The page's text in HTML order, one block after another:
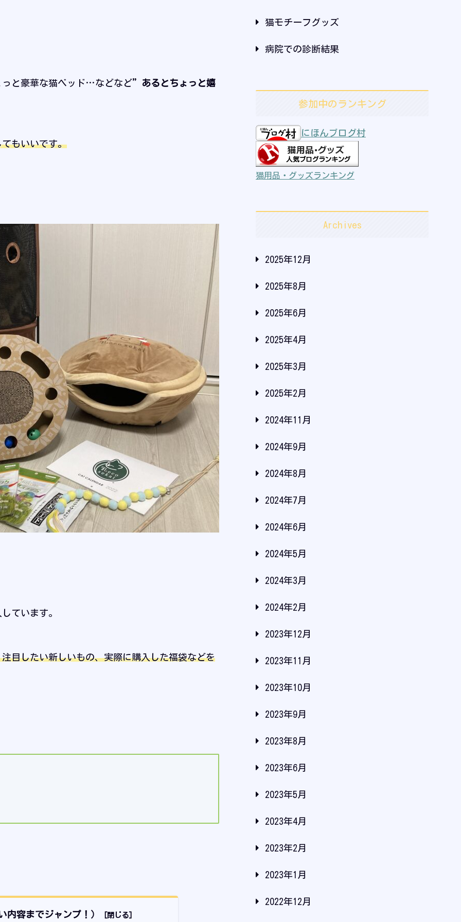
っと豪華な猫ベッド…などなど”あるとちょっと嬉
もいいです。
ています。
目したい新しいもの、実際に購入した福袋などを
内容までジャンプ！）
猫モチーフグッズ
病院での診断結果
参加中のランキング
にほんブログ村
猫用品・グッズランキング
Archives
2025年12月
2025年8月
2025年6月
2025年4月
2025年3月
2025年2月
2024年11月
2024年9月
2024年8月
2024年7月
2024年6月
2024年5月
2024年3月
2024年2月
2023年12月
2023年11月
2023年10月
2023年9月
2023年8月
2023年6月
2023年5月
2023年4月
2023年2月
2023年1月
2022年12月